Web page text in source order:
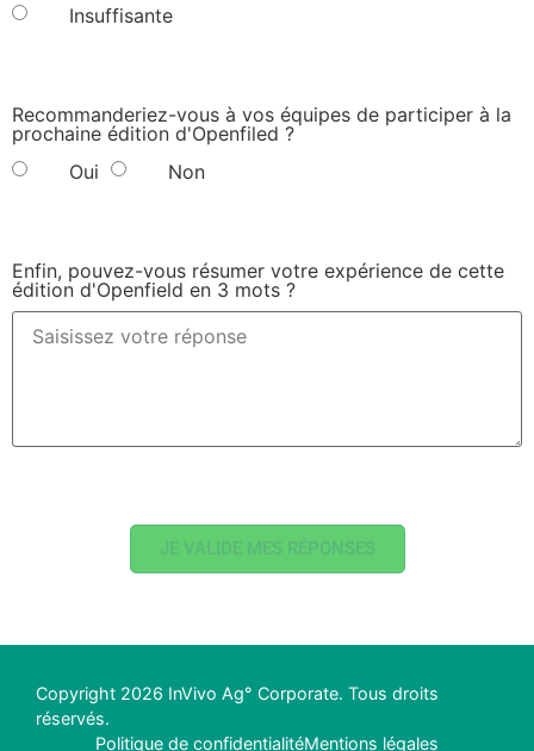
Insuffisante
Recommanderiez-vous à vos équipes de participer à la
prochaine édition d'Openfiled ?
Oui
Non
Enfin, pouvez-vous résumer votre expérience de cette
édition d'Openfield en 3 mots ?
Copyright 2026 InVivo Ag° Corporate. Tous droits
réservés.
Politique de confidentialitéMentions légales